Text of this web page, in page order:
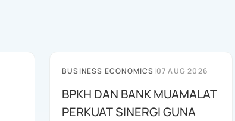
BUSINESS ECONOMICS|07 AUG 2026
BPKH DAN BANK MUAMALAT
PERKUAT SINERGI GUNA